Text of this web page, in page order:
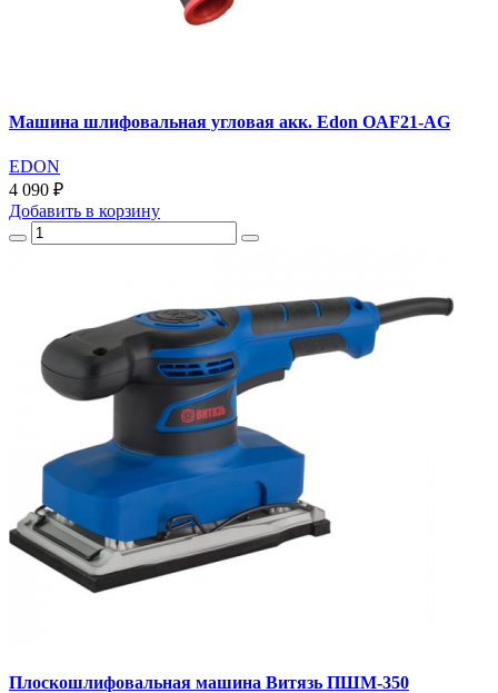
Машина шлифовальная угловая акк. Edon OAF21-AG
EDON
4 090 ₽
Добавить в корзину
Плоскошлифовальная машина Витязь ПШМ-350